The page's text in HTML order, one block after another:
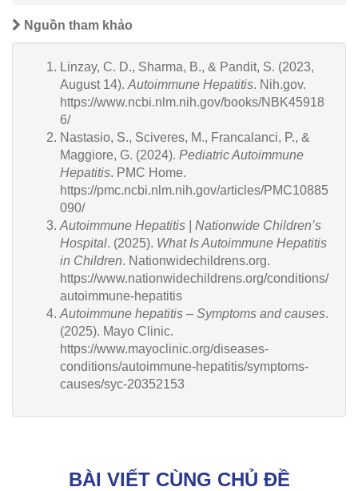
Nguồn tham khảo
Linzay, C. D., Sharma, B., & Pandit, S. (2023,
August 14). Autoimmune Hepatitis. Nih.gov.
https://www.ncbi.nlm.nih.gov/books/NBK45918
6/
Nastasio, S., Sciveres, M., Francalanci, P., &
Maggiore, G. (2024). Pediatric Autoimmune
Hepatitis. PMC Home.
https://pmc.ncbi.nlm.nih.gov/articles/PMC10885
090/
Autoimmune Hepatitis | Nationwide Children’s
Hospital. (2025). What Is Autoimmune Hepatitis
in Children. Nationwidechildrens.org.
https://www.nationwidechildrens.org/conditions/
autoimmune-hepatitis
Autoimmune hepatitis – Symptoms and causes.
(2025). Mayo Clinic.
https://www.mayoclinic.org/diseases-
conditions/autoimmune-hepatitis/symptoms-
causes/syc-20352153
BÀI VIẾT CÙNG CHỦ ĐỀ